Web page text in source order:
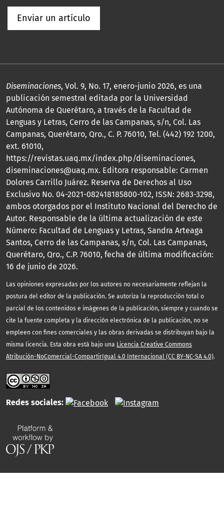
Enviar un artículo
Diseminaciones, Vol. 9, No. 17, enero-junio 2026, es una
publicación semestral editada por la Universidad
Autónoma de Querétaro, a través de la Facultad de
Lenguas y Letras, Cerro de las Campanas, s/n, Col. Las
Campanas, Querétaro, Qro., C. P. 76010, Tel. (442) 192 1200,
ext. 61010,
https://revistas.uaq.mx/index.php/diseminaciones,
diseminaciones@uaq.mx. Editora responsable: Carmen
Dolores Carrillo Juárez. Reserva de Derechos al Uso
Exclusivo No. 04-2021-082418185800-102, ISSN: 2683-3298,
ambos otorgados por el Instituto Nacional del Derecho de
Autor. Responsable de la última actualización de este
Número: Facultad de Lenguas y Letras, Sandra Arteaga
Santos, Cerro de las Campanas, s/n, Col. Las Campanas,
Querétaro, Qro., C.P. 76010, fecha de última modificación:
16 de junio de 2026.
Las opiniones expresadas por los autores no necesariamente reflejan la
postura del editor de la publicación. Se autoriza la reproducción total o
parcial de los contenidos e imágenes de la publicación, siempre y cuando se
cite la fuente completa y la dirección electrónica de la publicación, no se
empleen con fines comerciales y las obras derivadas se distribuyan bajo la
misma licencia. Esta obra está bajo una Licencia Creative Commons
Atribución-NoComercial-CompartirIgual 4.0 Internacional (CC BY-NC-SA 4.0).
Redes sociales: